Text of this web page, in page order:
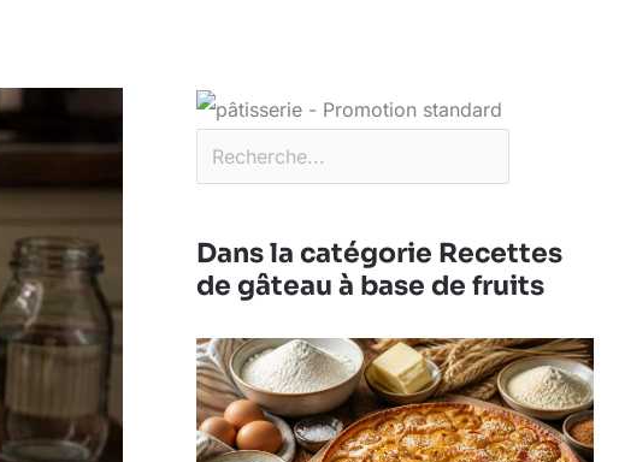
Dans la catégorie Recettes
de gâteau à base de fruits